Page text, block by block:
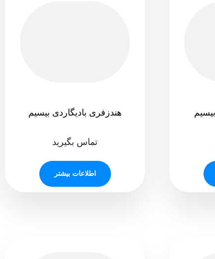
هندزفری بادیگاردی بیسیم
تماس بگیرید
اطلاعات بیشتر